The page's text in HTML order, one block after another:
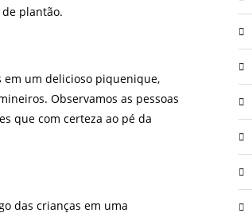
plantão.
em um delicioso piquenique,
Observamos as pessoas
que com certeza ao pé da
das crianças em uma